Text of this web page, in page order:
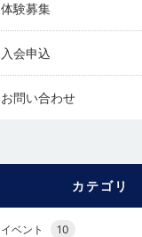
体験募集
入会申込
お問い合わせ
カテゴリ
イベント 10